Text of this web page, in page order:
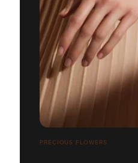
PRECIOUS FLOWERS